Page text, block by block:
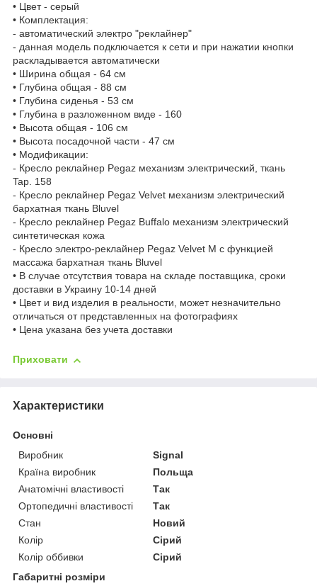
• Цвет - серый
• Комплектация:
- автоматический электро "реклайнер"
- данная модель подключается к сети и при нажатии кнопки
раскладывается автоматически
• Ширина общая - 64 см
• Глубина общая - 88 см
• Глубина сиденья - 53 см
• Глубина в разложенном виде - 160
• Высота общая - 106 см
• Высота посадочной части - 47 см
• Модификации:
- Кресло реклайнер Pegaz механизм электрический, ткань
Tap. 158
- Кресло реклайнер Pegaz Velvet механизм электрический
бархатная ткань Bluvel
- Кресло реклайнер Pegaz Buffalo механизм электрический
синтетическая кожа
- Кресло электро-реклайнер Pegaz Velvet M с функцией
массажа бархатная ткань Bluvel
• В случае отсутствия товара на складе поставщика, сроки
доставки в Украину 10-14 дней
• Цвет и вид изделия в реальности, может незначительно
отличаться от представленных на фотографиях
• Цена указана без учета доставки
Приховати
Характеристики
Основні
Виробник
Signal
Країна виробник
Польща
Анатомічні властивості
Так
Ортопедичні властивості
Так
Стан
Новий
Колір
Сірий
Колір оббивки
Сірий
Габаритні розміри